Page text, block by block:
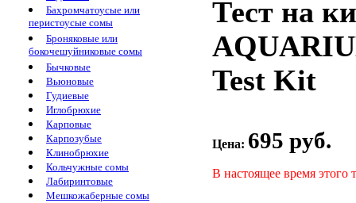
Бахромчатоусые или
перистоусые сомы
Броняковые или
бокочешуйниковые сомы
Бычковые
Вьюновые
Гудиевые
Иглобрюхие
Карповые
Карпозубые
Клинобрюхие
Кольчужные сомы
Лабиринтовые
Мешкожаберные сомы
Тест на
Test Kit
Цена: 695 руб.
В настоящее время этого